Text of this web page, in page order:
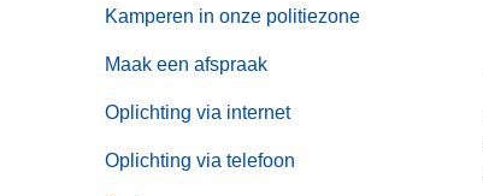
Kamperen in onze politiezone
Maak een afspraak
Oplichting via internet
Oplichting via telefoon